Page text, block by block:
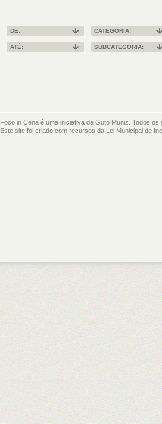
DE:
ATÉ:
CATEGORIA:
SUBCATEGORIA:
Foco in Cena é uma iniciativa de Guto Muniz. Todos
Este site foi criado com recursos da Lei Municipal de